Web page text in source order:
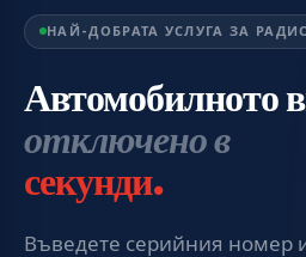
НАЙ-ДОБРАТА УСЛУГА ЗА
Автомобилното
отключено в
секунди.
Въведете серийния номер